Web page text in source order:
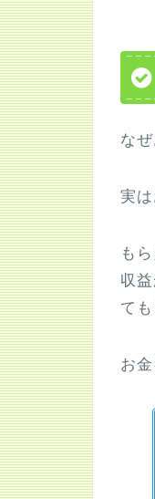
な
実
も
収
ても
お